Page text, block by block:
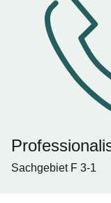
Sachgebiet F 3-1